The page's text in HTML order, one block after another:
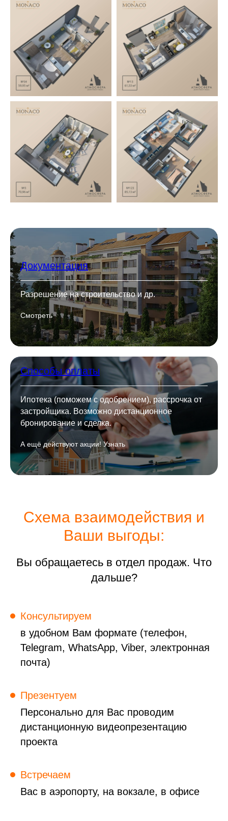
Документация
Разрешение на строительство и др.
Смотреть
Способы оплаты
Ипотека (поможем с одобрением), рассрочка от
застройщика. Возможно дистанционное
бронирование и сделка.
А ещё действуют акции! Узнать
Схема взаимодействия и
Ваши выгоды:
Вы обращаетесь в отдел продаж. Что
дальше?
Консультируем
в удобном Вам формате (телефон,
Telegram, WhatsApp, Viber, электронная
почта)
Презентуем
Персонально для Вас проводим
дистанционную видеопрезентацию
проекта
Встречаем
Вас в аэропорту, на вокзале, в офисе